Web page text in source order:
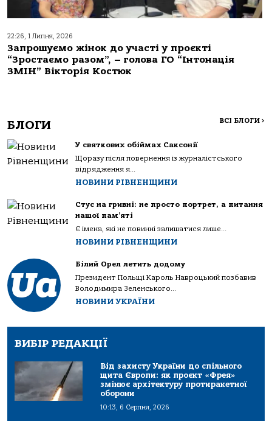
22:26, 1 Липня, 2026
Запрошуємо жінок до участі у проєкті
“Зростаємо разом”, – голова ГО “Інтонація
ЗМІН” Вікторія Костюк
БЛОГИ ВСІ БЛОГИ >
У святкових обіймах Саксонії
Щоразу після повернення із журналістського
відрядження я...
НОВИНИ РІВНЕНЩИНИ
Стус на гривні: не просто портрет, а питання
нашої пам’яті
Є імена, які не повинні залишатися лише...
НОВИНИ РІВНЕНЩИНИ
Білий Орел летить додому
Президент Польщі Кароль Навроцький позбавив
Володимира Зеленського...
НОВИНИ УКРАЇНИ
ВИБІР РЕДАКЦІЇ
Від захисту України до спільного
щита Європи: як проєкт «Фрея»
змінює архітектуру протиракетної
оборони
10:13, 6 Серпня, 2026